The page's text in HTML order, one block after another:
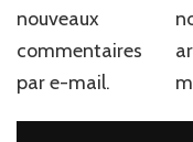
nouveaux
commentaires
par e-mail.